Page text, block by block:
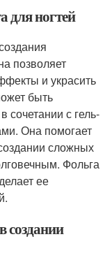
для ногтей
позволяет
и украсить
быть
сочетании с гель-
Она помогает
сложных
Фольга
ее
создании